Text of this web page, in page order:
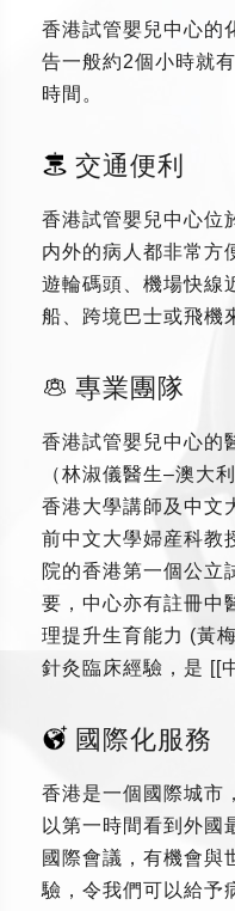
香港試管嬰兒中心的
告一般約2個小時就
時間。
交通便利
香港試管嬰兒中心位
内外的病人都非常方
遊輪碼頭、機場快線
船、跨境巴士或飛機
專業團隊
香港試管嬰兒中心的
（林淑儀醫生–澳大
香港大學講師及中文
前中文大學婦産科教
院的香港第一個公立
要，中心亦有註冊中
理提升生育能力 (黃
針灸臨床經驗，是 [[
國際化服務
香港是一個國際城市
以第一時間看到外國
國際會議，有機會與
驗，令我們可以給予